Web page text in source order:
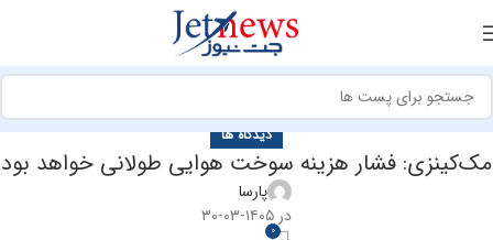
دیدگاه ها
مک‌کینزی: فشار هزینه‌ سوخت هوایی طولانی خواهد بود
پارسا
در ۱۴۰۵-۰۳-۳۰
0